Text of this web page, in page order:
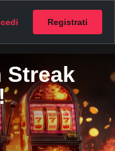
Registrati
Streak